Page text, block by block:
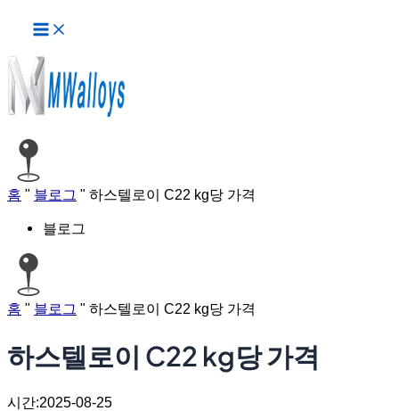
로
건
너
기
인
메
뉴
홈 " 블로그 " 하스텔로이 C22 kg당 가격
블로그
홈 " 블로그 " 하스텔로이 C22 kg당 가격
하스텔로이 C22 kg당 가격
시간:2025-08-25